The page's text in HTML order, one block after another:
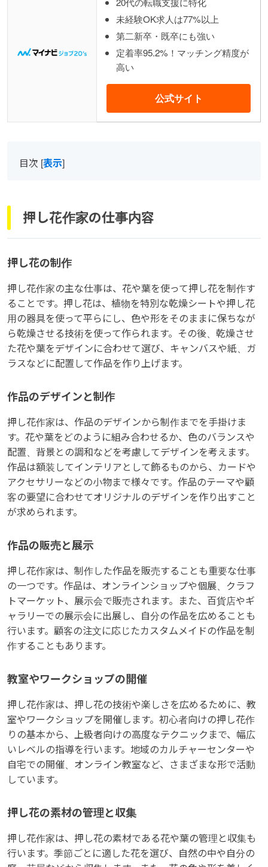
未経験OK求人は77%以上
第二新卒・既卒にも強い
定着率95.2%！マッチング精度が
高い
公式サイト
目次 [表示]
押し花作家の仕事内容
押し花の制作
押し花作家の主な仕事は、花や葉を使って押し花を制作す
ることです。押し花は、植物を特別な乾燥シートや押し花
用の器具を使って平らにし、色や形をそのままに保ちなが
ら乾燥させる技術を使って作られます。その後、乾燥させ
た花や葉をデザインに合わせて選び、キャンバスや紙、ガ
ラスなどに配置して作品を作り上げます。
作品のデザインと制作
押し花作家は、作品のデザインから制作までを手掛けま
す。花や葉をどのように組み合わせるか、色のバランスや
配置、背景との調和などを考慮してデザインを考えます。
作品は額装してインテリアとして飾るものから、カードや
アクセサリーなどの小物まで様々です。作品のテーマや顧
客の要望に合わせてオリジナルのデザインを作り出すこと
が求められます。
作品の販売と展示
押し花作家は、制作した作品を販売することも重要な仕事
の一つです。作品は、オンラインショップや個展、クラフ
トマーケット、展示会で販売されます。また、百貨店やギ
ャラリーでの展示会に出展し、自分の作品を広めることも
行います。顧客の注文に応じたカスタムメイドの作品を制
作することもあります。
教室やワークショップの開催
押し花作家は、押し花の技術や楽しさを広めるために、教
室やワークショップを開催します。初心者向けの押し花作
りの基本から、上級者向けの高度なテクニックまで、幅広
いレベルの指導を行います。地域のカルチャーセンターや
自宅での開催、オンライン教室など、さまざまな形で活動
しています。
押し花の素材の管理と収集
押し花作家は、押し花の素材である花や葉の管理と収集も
行います。季節ごとに適した花を選び、自然の中や自分の